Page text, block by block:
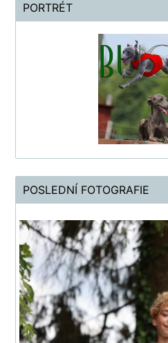
PORTRÉT
POSLEDNÍ FOTOGRAFIE